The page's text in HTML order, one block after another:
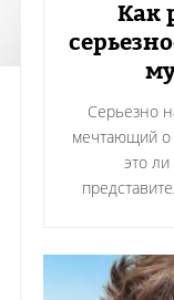
Как
Серьезно
мечтающий о
это